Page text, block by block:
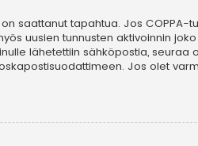
saattanut tapahtua. Jos COPPA-
uusien tunnusten aktivoinnin
lähetettiin sähköpostia, seuraa
Jos olet